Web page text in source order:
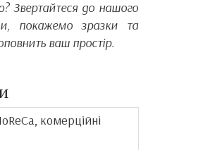
Звертайтеся до нашого
покажемо зразки та
ваш простір.
комерційні